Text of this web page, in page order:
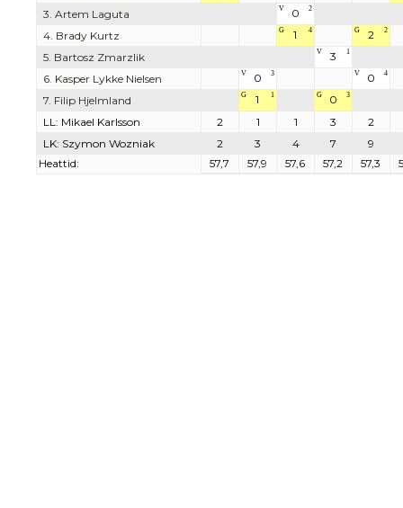
3. Artem Laguta V 0 2
4. Brady Kurtz G 1 4 G 2 2
5. Bartosz Zmarzlik V 3 1
6. Kasper Lykke Nielsen V 0 3 V 0 4
7. Filip Hjelmland G 1 1 G 0 3
LL: Mikael Karlsson 2 1 1 3
2
LK: Szymon Wozniak
2 3 4 7
9
Heattid:
57,7 57,9 57,6 57,2 57,3